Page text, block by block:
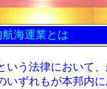
航海運業とは
いう法律において
いずれもが本邦内